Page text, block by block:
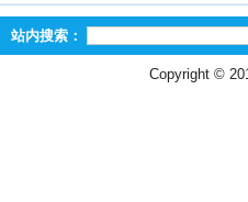
站内搜索：
Copyright ©